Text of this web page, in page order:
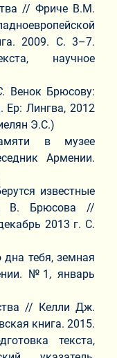
// Фриче В.М.
2009. С. 3–7.
научное
Венок Брюсову:
Ер: Лингва, 2012
Э.С.)
в музее
Армении.
известные
В. Брюсова //
2013 г. С.
дна тебя, земная
№1, январь
// Келли Дж.
книга. 2015.
текста,